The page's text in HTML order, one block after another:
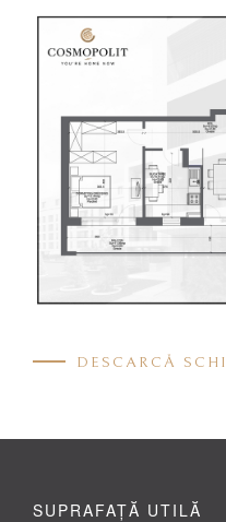
DESCARCĂ
SUPRAFAȚĂ UTILĂ